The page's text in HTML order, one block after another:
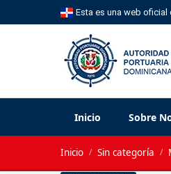
Esta es una web
Inicio Sobre
Inicio / Sin categoría /